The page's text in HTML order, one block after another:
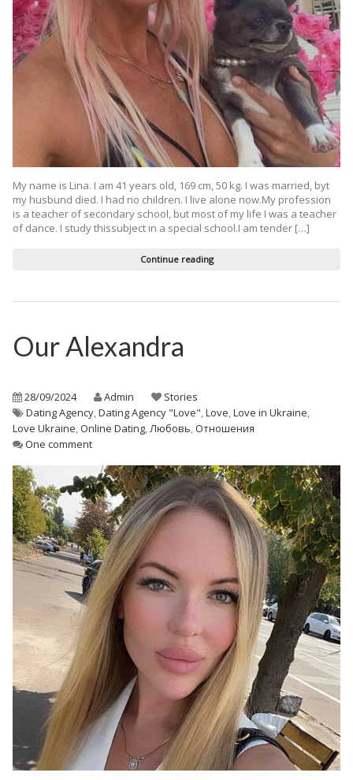
My name is Lina. I am 41 years old, 169 cm, 50 kg. I was married, byt
my husbund died. I had no children. I live alone now.My profession
is a teacher of secondary school, but most of my life I was a teacher
of dance. I study thissubject in a special school.I am tender […]
Continue reading
Our Alexandra
28/09/2024 Admin
Stories
Dating Agency,Dating Agency "Love",Love,Love in Ukraine,
Love Ukraine,Online Dating,Любовь,Отношения
One comment